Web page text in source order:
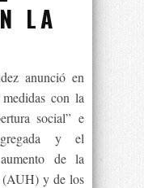
LA
anunció en
con la
social” e
y el
de la
(AUH) y de los